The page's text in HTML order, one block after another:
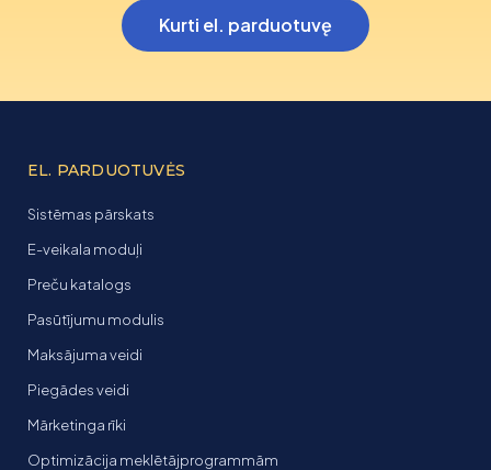
Kurti el. parduotuvę
EL. PARDUOTUVĖS
Sistēmas pārskats
E-veikala moduļi
Preču katalogs
Pasūtījumu modulis
Maksājuma veidi
Piegādes veidi
Mārketinga rīki
Optimizācija meklētājprogrammām